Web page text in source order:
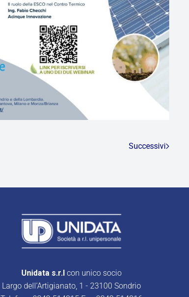
Successivi
Unidata s.r.l con unico socio
Largo dell’Artigianato, 1 - 23100 Sondrio